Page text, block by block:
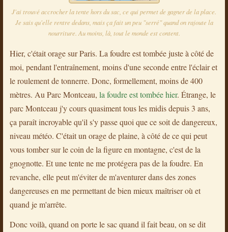
J'ai trouvé accrocher la tente hors du sac, ce qui permet de gagner de la place.
Je sais qu'elle rentre dedans, mais ça fait un peu "serré" quand on rajoute la
nourriture. Au moins, là, tout le monde est content.
Hier, c'était orage sur Paris. La foudre est tombée juste à côté de
moi, pendant l'entraînement, moins d'une seconde entre l'éclair et
le roulement de tonnerre. Donc, formellement, moins de 400
mètres. Au Parc Montceau, la foudre est tombée hier. Étrange, le
parc Montceau j'y cours quasiment tous les midis depuis 3 ans,
ça paraît incroyable qu'il s'y passe quoi que ce soit de dangereux,
niveau météo. C'était un orage de plaine, à côté de ce qui peut
vous tomber sur le coin de la figure en montagne, c'est de la
gnognotte. Et une tente ne me protégera pas de la foudre. En
revanche, elle peut m'éviter de m'aventurer dans des zones
dangereuses en me permettant de bien mieux maîtriser où et
quand je m'arrête.
Donc voilà, quand on porte le sac quand il fait beau, on se dit